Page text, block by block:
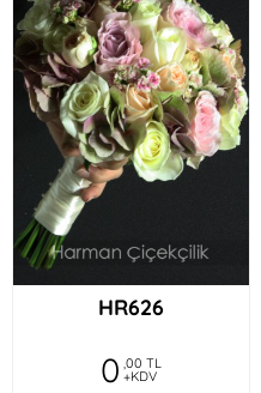
HR626
0 ,00 TL
+KDV